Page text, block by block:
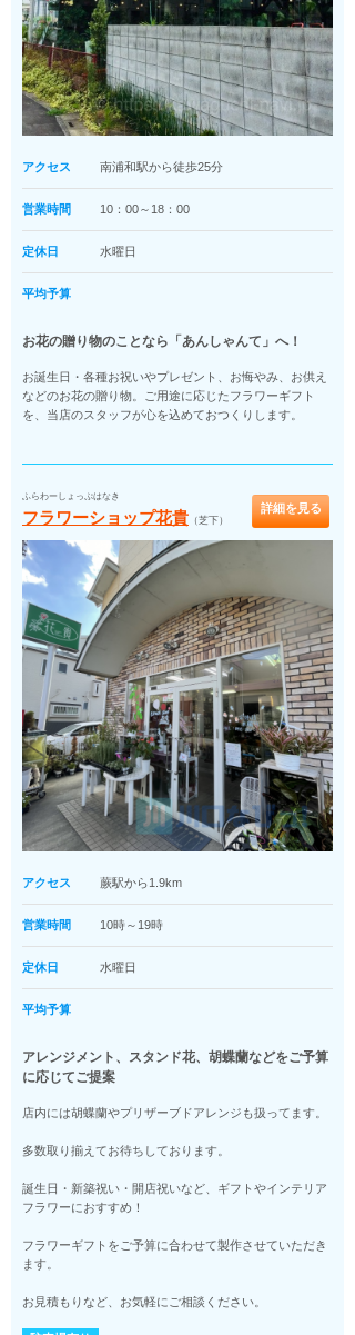
アクセス 南浦和駅から徒歩25分
営業時間 10：00～18：00
定休日 水曜日
平均予算
お花の贈り物のことなら「あんしゃんて」へ！
お誕生日・各種お祝いやプレゼント、お悔やみ、お供え
などのお花の贈り物。ご用途に応じたフラワーギフト
を、当店のスタッフが心を込めておつくりします。
ふらわーしょっぷはなき
フラワーショップ花貴 （芝下）
詳細を見る
アクセス 蕨駅から1.9km
営業時間 10時～19時
定休日 水曜日
平均予算
アレンジメント、スタンド花、胡蝶蘭などをご予算
に応じてご提案
店内には胡蝶蘭やプリザーブドアレンジも扱ってます。
多数取り揃えてお待ちしております。
誕生日・新築祝い・開店祝いなど、ギフトやインテリア
フラワーにおすすめ！
フラワーギフトをご予算に合わせて製作させていただき
ます。
お見積もりなど、お気軽にご相談ください。